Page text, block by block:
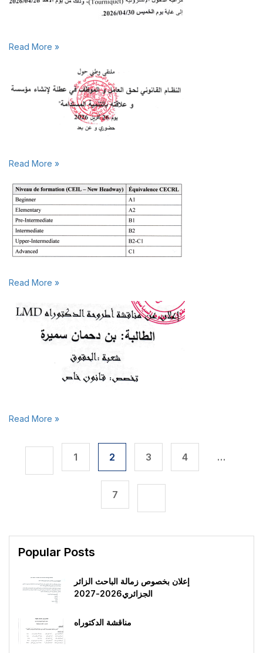
Read More »
Read More »
Read More »
Read More »
1 2 3 4 …
7
Popular Posts
إعلان بخصوص زمالة الباحث الزائر
الجزائري2026-2027
مناقشة الدكتوراه